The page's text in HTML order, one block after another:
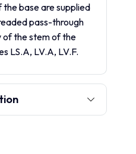
base are supplied
pass-through
of the stem of the
LS.A, LV.A, LV.F.